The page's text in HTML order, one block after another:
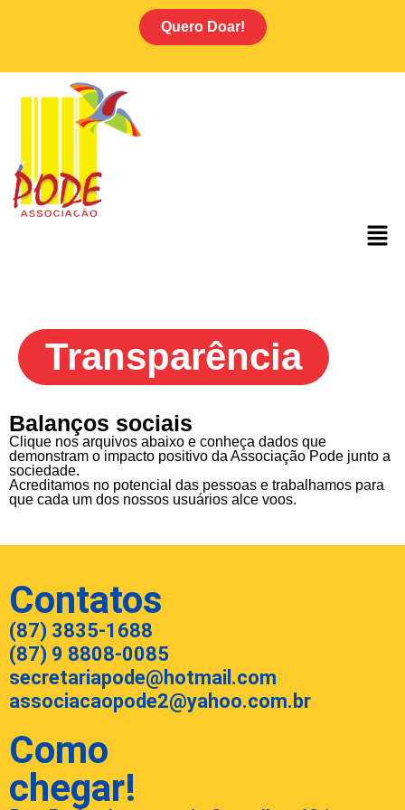
Quero Doar!
Transparência
Balanços sociais
Clique nos arquivos abaixo e conheça dados que
demonstram o impacto positivo da Associação Pode junto a
sociedade.
Acreditamos no potencial das pessoas e trabalhamos para
que cada um dos nossos usuários alce voos.
Contatos
(87) 3835-1688
(87) 9 8808-0085
secretariapode@hotmail.com
associacaopode2@yahoo.com.br
Como
chegar!